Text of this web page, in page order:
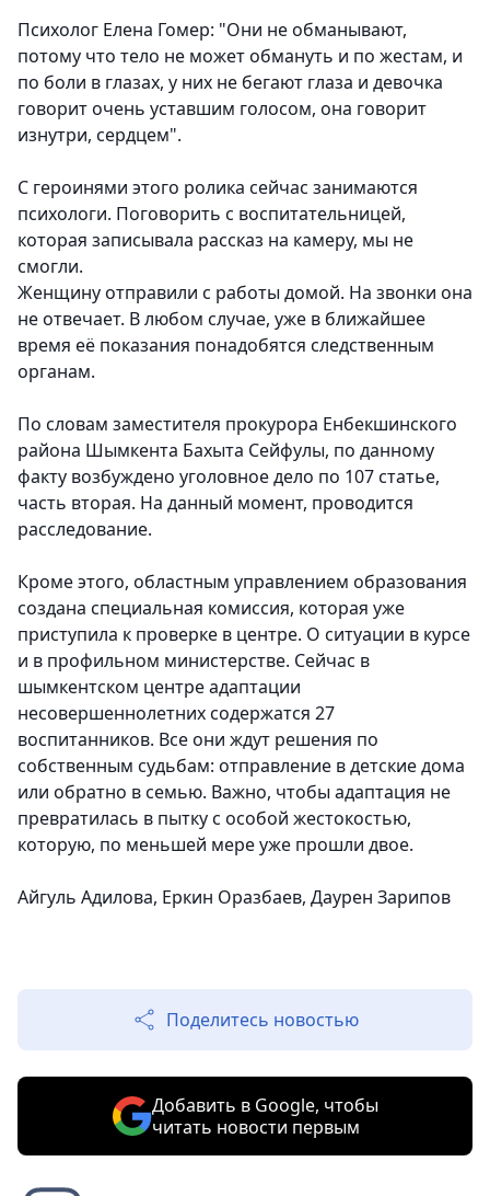
Психолог Елена Гомер: "Они не обманывают,
потому что тело не может обмануть и по жестам, и
по боли в глазах, у них не бегают глаза и девочка
говорит очень уставшим голосом, она говорит
изнутри, сердцем".
С героинями этого ролика сейчас занимаются
психологи. Поговорить с воспитательницей,
которая записывала рассказ на камеру, мы не
смогли.
Женщину отправили с работы домой. На звонки она
не отвечает. В любом случае, уже в ближайшее
время её показания понадобятся следственным
органам.
По словам заместителя прокурора Енбекшинского
района Шымкента Бахыта Сейфулы, по данному
факту возбуждено уголовное дело по 107 статье,
часть вторая. На данный момент, проводится
расследование.
Кроме этого, областным управлением образования
создана специальная комиссия, которая уже
приступила к проверке в центре. О ситуации в курсе
и в профильном министерстве. Сейчас в
шымкентском центре адаптации
несовершеннолетних содержатся 27
воспитанников. Все они ждут решения по
собственным судьбам: отправление в детские дома
или обратно в семью. Важно, чтобы адаптация не
превратилась в пытку с особой жестокостью,
которую, по меньшей мере уже прошли двое.
Айгуль Адилова, Еркин Оразбаев, Даурен Зарипов
Поделитесь новостью
Добавить в Google, чтобы
читать новости первым